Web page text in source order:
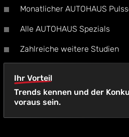
Monatlicher AUTOHAUS
Alle AUTOHAUS Spezials
Zahlreiche weitere Studien
Ihr Vorteil
Trends kennen und der
voraus sein.